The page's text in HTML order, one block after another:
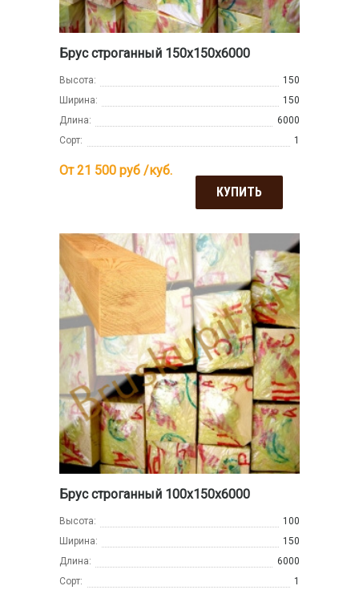
Брус строганный 150х150х6000
Высота:
150
Ширина:
150
Длина:
6000
Сорт:
1
От 21 500 руб /куб.
КУПИТЬ
Брус строганный 100х150х6000
Высота:
100
Ширина:
150
Длина:
6000
Сорт:
1